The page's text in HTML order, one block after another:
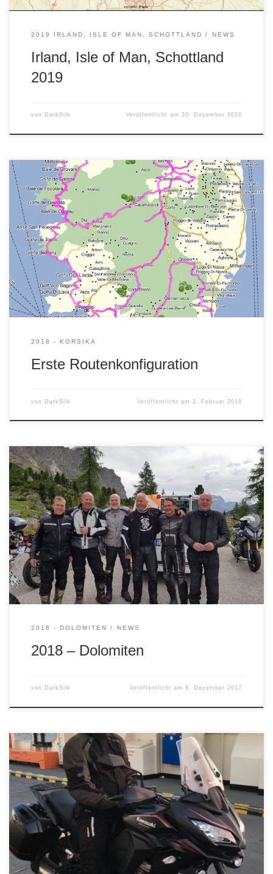
2019 IRLAND, ISLE OF MAN, SCHOTTLAND NEWS
Irland, Isle of Man, Schottland
2019
von DarkSilk Veröffentlicht am30. Dezember 2018
So langsam kommen wir dem Start näher. Hier ist die erste
Routenzusammenstellung mit On- und Offroadstrecken. Es
sind knapp 2.000 km ohne An- und Abreise. Danach sollten
wir die Insel wirklich kennen 😉
2018 - KORSIKA
Erste Routenkonfiguration
von DarkSilk Veröffentlicht am 2. Februar 2018
Im Mai 2018 geht die wilde Jagd wieder los. Wir freuen uns!
2018 - DOLOMITEN NEWS
2018 – Dolomiten
von DarkSilk Veröffentlicht am8. Dezember 2017
Die Planung für unsere jährliche Tour ist im vollen Gange.
Das Ziel: Korsika Hier und auf Sardinien haben wir 2012
schon eine tolle Tour erlebt. Das wird wiederholt! Eine
wichtige Änderung gibt es aber. Dieses mal wird uns der
Aviator begleiten. Irgend jemand muß schließlich
aufpassen, dass wir im […]